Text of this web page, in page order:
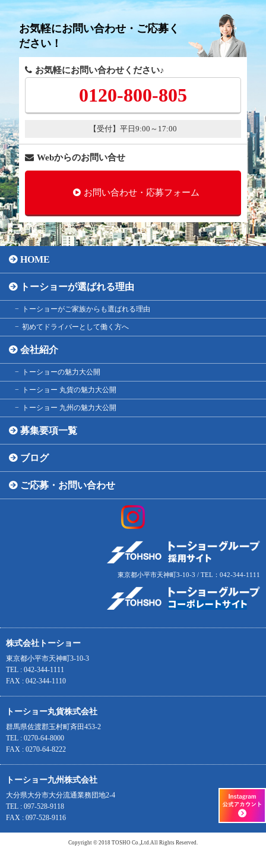
お気軽にお問い合わせ・ご応募く
ださい！
お気軽にお問い合わせください♪
0120-800-805
【受付】平日9:00～17:00
Webからのお問い合せ
お問い合わせ・応募フォーム
HOME
トーショーが選ばれる理由
トーショーがご家族からも選ばれる理由
初めてドライバーとして働く方へ
会社紹介
トーショーの魅力大公開
トーショー 丸貨の魅力大公開
トーショー 九州の魅力大公開
募集要項一覧
ブログ
ご応募・お問い合わせ
東京都小平市天神町3-10-3 / TEL：042-344-1111
株式会社トーショー
東京都小平市天神町3-10-3
TEL : 042-344-1111
FAX : 042-344-1110
トーショー丸貨株式会社
群馬県佐渡郡玉村町斉田453-2
TEL : 0270-64-8000
FAX : 0270-64-8222
トーショー九州株式会社
大分県大分市大分流通業務団地2-4
TEL : 097-528-9118
FAX : 097-528-9116
Copyright © 2018 TOSHO Co.,Ltd.All Rights Reserved.